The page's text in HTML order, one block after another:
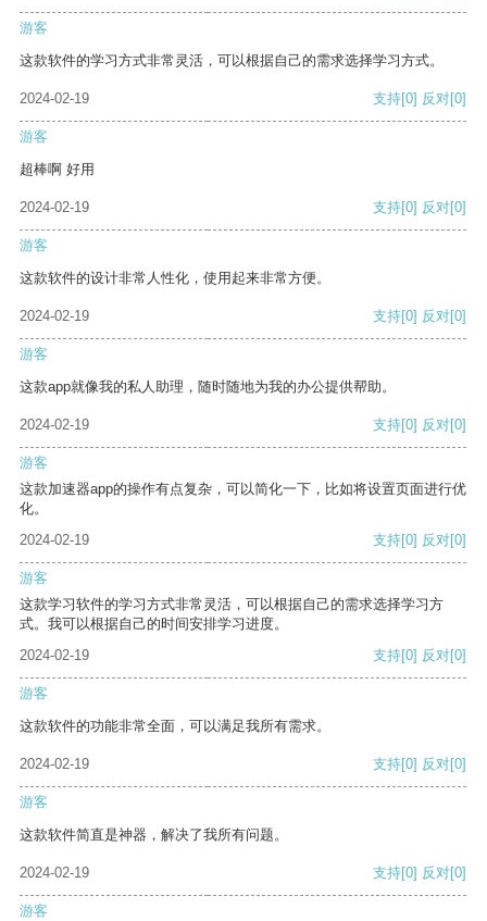
游客
这款软件的学习方式非常灵活，可以根据自己的需求选择学习方式。
2024-02-19 支持[0] 反对[0]
游客
超棒啊 好用
2024-02-19 支持[0] 反对[0]
游客
这款软件的设计非常人性化，使用起来非常方便。
2024-02-19 支持[0] 反对[0]
游客
这款app就像我的私人助理，随时随地为我的办公提供帮助。
2024-02-19 支持[0] 反对[0]
游客
这款加速器app的操作有点复杂，可以简化一下，比如将设置页面进行优
化。
2024-02-19
支持[0] 反对[0]
游客
这款学习软件的学习方式非常灵活，可以根据自己的需求选择学习方
式。我可以根据自己的时间安排学习进度。
2024-02-19
支持[0] 反对[0]
游客
这款软件的功能非常全面，可以满足我所有需求。
2024-02-19 支持[0] 反对[0]
游客
这款软件简直是神器，解决了我所有问题。
2024-02-19 支持[0] 反对[0]
游客